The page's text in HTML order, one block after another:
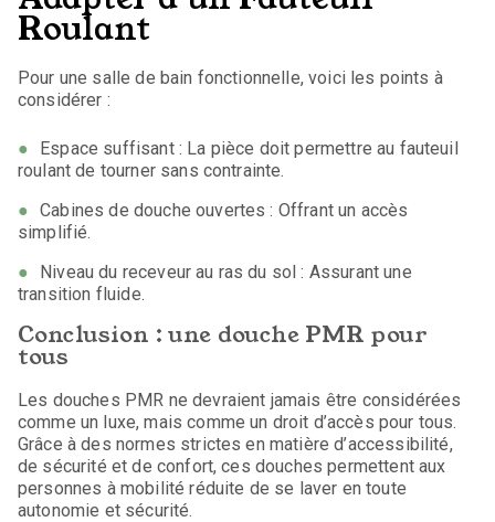
Roulant
Pour une salle de bain fonctionnelle, voici les points à
considérer :
Espace suffisant : La pièce doit permettre au fauteuil
roulant de tourner sans contrainte.
Cabines de douche ouvertes : Offrant un accès
simplifié.
Niveau du receveur au ras du sol : Assurant une
transition fluide.
Conclusion : une douche PMR pour
tous
Les douches PMR ne devraient jamais être considérées
comme un luxe, mais comme un droit d’accès pour tous.
Grâce à des normes strictes en matière d’accessibilité,
de sécurité et de confort, ces douches permettent aux
personnes à mobilité réduite de se laver en toute
autonomie et sécurité.